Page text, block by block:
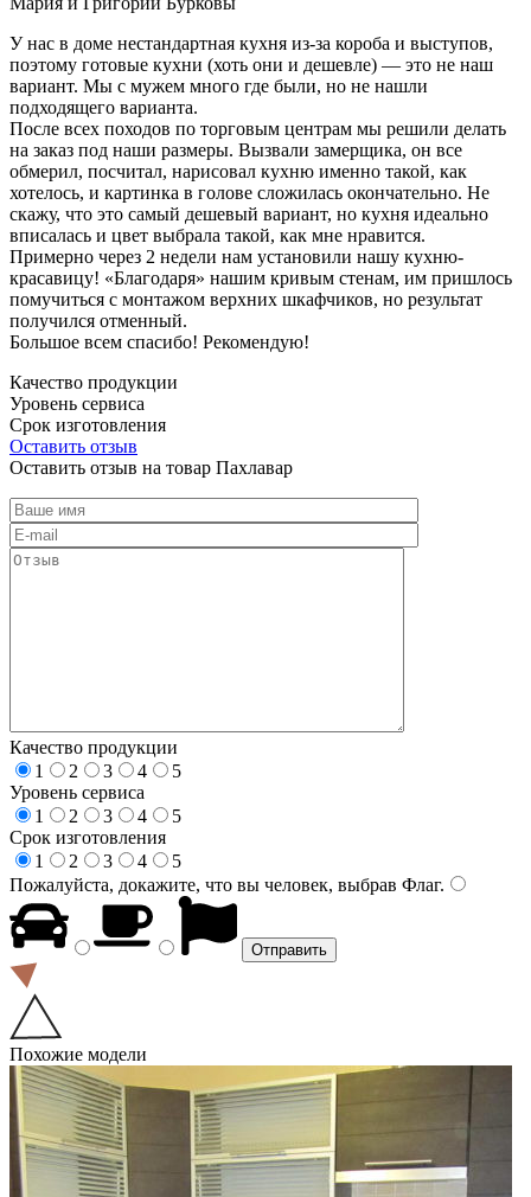
У нас в доме нестандартная кухня из-за короба и выступов,
поэтому готовые кухни (хоть они и дешевле) — это не наш
вариант. Мы с мужем много где были, но не нашли
подходящего варианта.
После всех походов по торговым центрам мы решили делать
на заказ под наши размеры. Вызвали замерщика, он все
обмерил, посчитал, нарисовал кухню именно такой, как
хотелось, и картинка в голове сложилась окончательно. Не
скажу, что это самый дешевый вариант, но кухня идеально
вписалась и цвет выбрала такой, как мне нравится.
Примерно через 2 недели нам установили нашу кухню-
красавицу! «Благодаря» нашим кривым стенам, им пришлось
помучиться с монтажом верхних шкафчиков, но результат
получился отменный.
Большое всем спасибо! Рекомендую!
Качество продукции
Уровень сервиса
Срок изготовления
Оставить отзыв
Оставить отзыв на товар Пахлавар
Качество продукции
1
2 3 4
5
Уровень сервиса
1
2 3 4
5
Срок изготовления
1
2 3 4
5
Пожалуйста, докажите, что вы человек, выбрав Флаг.
Похожие модели